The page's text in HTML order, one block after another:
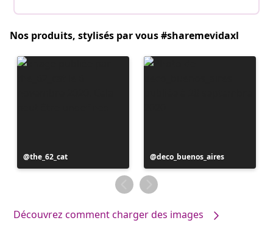
Nos produits, stylisés par vous #sharemevidaxl
Publication
publiée
the_62_cat
Publication
publiée
par
deco_buenos_aires
Découvrez comment charger des images